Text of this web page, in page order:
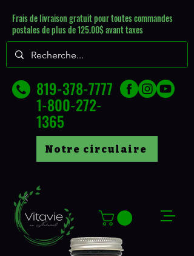
Frais de livraison gratuit pour toutes commandes
postales de plus de 125.00$ avant taxes
819-378-7777
1-800-272-
1365
Notre circulaire